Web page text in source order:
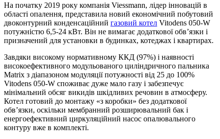
На початку 2019 року компанія Viessmann, лідер інновацій в
області опалення, представила новий економічний побутовий
двоконтурний конденсаційний газовий котел Vitodens 050-W
потужністю 6,5-24 кВт. Він не вимагає додаткової обв’язки і
призначений для установки в будинках, котеджах і квартирах.
Завдяки високому нормативному ККД (97%) і наявності
високоефективного модульованого циліндричного пальника
Matrix з діапазоном модуляції потужності від 25 до 100%
Vitodens 050-W споживає дуже мало газу і забезпечує
мінімальний обсяг викидів шкідливих речовин в атмосферу.
Котел готовий до монтажу «з коробки» без додаткової
обв’язки, оскільки мембранний розширювальний бак і
енергоефективний циркуляційний насос опалювального
контуру вже в комплекті.